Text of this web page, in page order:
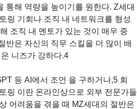
통해 역량을 높이기를 원한다. Z세대
링 기회나 조직 내 네트워크를 형성
조직 내 멘토가 있는 것이 매우 중
반은 자신의 직무 스킬을 더 많이 배
니즈가 강하다.4
등 AI에서 조언 을 구하거나,5 회
링 이란 온라인상으로 외부 전문가들
어려움을 겪을 때 MZ세대의 절반은